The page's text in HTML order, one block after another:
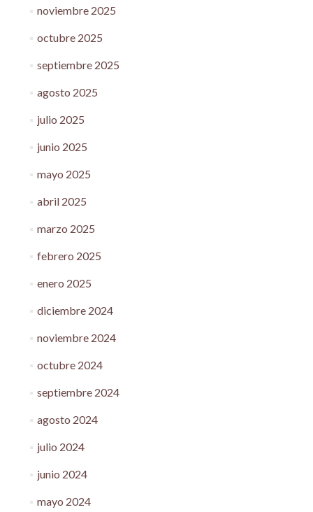
noviembre 2025
octubre 2025
septiembre 2025
agosto 2025
julio 2025
junio 2025
mayo 2025
abril 2025
marzo 2025
febrero 2025
enero 2025
diciembre 2024
noviembre 2024
octubre 2024
septiembre 2024
agosto 2024
julio 2024
junio 2024
mayo 2024